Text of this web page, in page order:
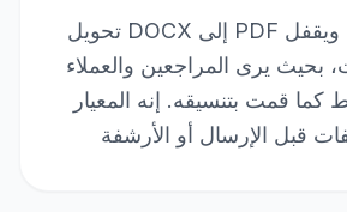
تحويل DOCX إلى PDF يدمج خطوطك ويقفل
بحيث يرى المراجعين والعملاء
كما قمت بتنسيقه. إنه المعيار